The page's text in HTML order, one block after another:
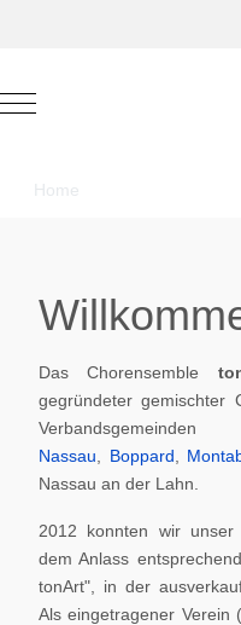
Mobile Menu Toggle
Home
Das Chorensemble
gegründeter gemischter
Nassau
Boppard
Nassau an der Lahn.
2012 konnten wir unser
dem Anlass
tonArt", in der
Als eingetragener Verein